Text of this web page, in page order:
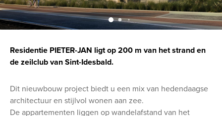
Residentie PIETER-JAN ligt op 200 m van het strand en
de zeilclub van Sint-Idesbald.
Dit nieuwbouw project biedt u een mix van hedendaagse
architectuur en stijlvol wonen aan zee.
De appartementen liggen op wandelafstand van het